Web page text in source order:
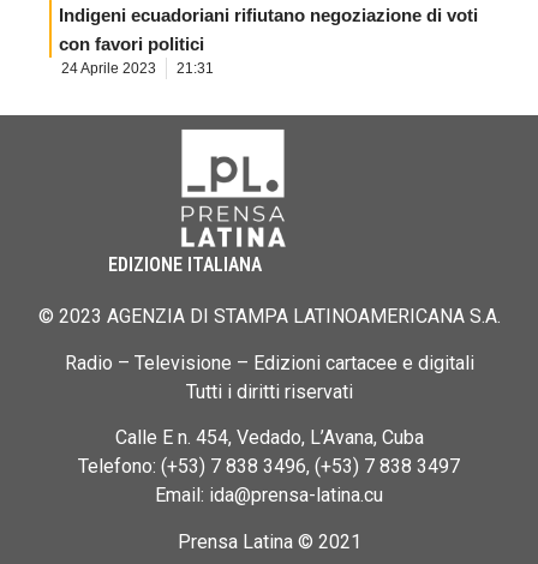
Indigeni ecuadoriani rifiutano negoziazione di voti
con favori politici
24 Aprile 2023 21:31
EDIZIONE ITALIANA
© 2023 AGENZIA DI STAMPA LATINOAMERICANA S.A.
Radio – Televisione – Edizioni cartacee e digitali
Tutti i diritti riservati
Calle E n. 454, Vedado, L’Avana, Cuba
Telefono: (+53) 7 838 3496, (+53) 7 838 3497
Email: ida@prensa-latina.cu
Prensa Latina © 2021